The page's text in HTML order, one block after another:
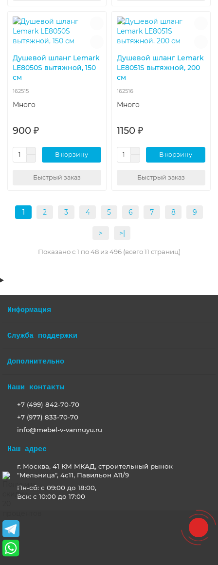
Душевой шланг Lemark
LE8050S вытяжной, 150
см
162515
Много
900 ₽
В корзину
Быстрый заказ
Душевой шланг Lemark
LE8051S вытяжной, 200
см
162516
Много
1150 ₽
В корзину
Быстрый заказ
1 2 3 4 5 6 7 8 9
> >|
Показано с 1 по 48 из 496 (всего 11 страниц)
Информация
Служба поддержки
Дополнительно
Наши контакты
+7 (499) 842-70-70
+7 (977) 833-70-70
info@mebel-v-vannuyu.ru
Наш адрес
г. Москва, 41 КМ МКАД, строительный рынок
"Мельница", 4с11, Павильон А11/9
Пн-сб: с 09:00 до 18:00,
Вск: с 10:00 до 17:00